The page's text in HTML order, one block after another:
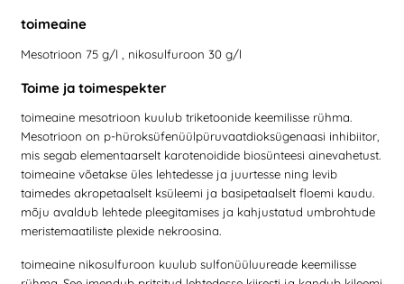
toimeaine
Mesotrioon 75 g/l , nikosulfuroon 30 g/l
Toime ja toimespekter
toimeaine mesotrioon kuulub triketoonide keemilisse rühma.
Mesotrioon on p-hüroksüfenüülpüruvaatdioksügenaasi inhibiitor,
mis segab elementaarselt karotenoidide biosünteesi ainevahetust.
toimeaine võetakse üles lehtedesse ja juurtesse ning levib
taimedes akropetaalselt ksüleemi ja basipetaalselt floemi kaudu.
mõju avaldub lehtede pleegitamises ja kahjustatud umbrohtude
meristemaatiliste plexide nekroosina.
toimeaine nikosulfuroon kuulub sulfonüüluureade keemilisse